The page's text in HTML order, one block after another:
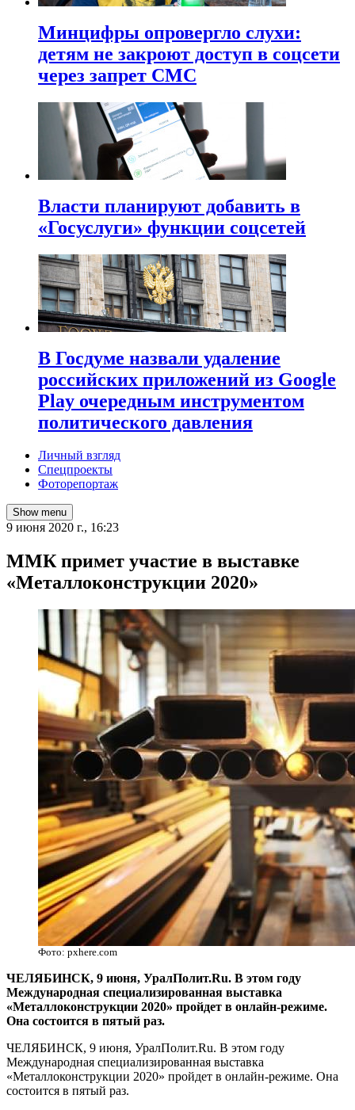
Минцифры опровергло слухи:
детям не закроют доступ в соцсети
через запрет СМС
Власти планируют добавить в
«Госуслуги» функции соцсетей
В Госдуме назвали удаление
российских приложений из Google
Play очередным инструментом
политического давления
Личный взгляд
Спецпроекты
Фоторепортаж
Show menu
9 июня 2020 г., 16:23
ММК примет участие в выставке
«Металлоконструкции 2020»
Фото: pxhere.com
ЧЕЛЯБИНСК, 9 июня, УралПолит.Ru. В этом году
Международная специализированная выставка
«Металлоконструкции 2020» пройдет в онлайн-режиме.
Она состоится в пятый раз.
ЧЕЛЯБИНСК, 9 июня, УралПолит.Ru. В этом году
Международная специализированная выставка
«Металлоконструкции 2020» пройдет в онлайн-режиме. Она
состоится в пятый раз.